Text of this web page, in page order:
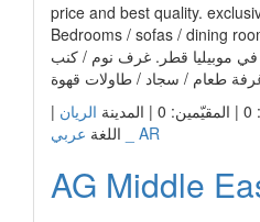
price and best quality.
Bedrooms / sofas / dining
موبيليا قطر. غرف نوم / كنب
الريان |
اللغة عربي _ AR
AG Middle